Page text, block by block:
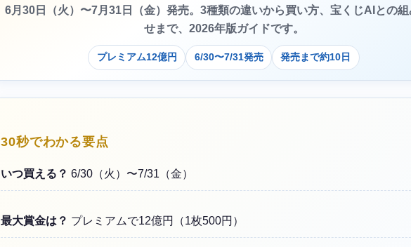
6月30日（火）〜7月31日（金）発売。3種類の違いから買い方、宝くじAIとの
せまで、2026年版ガイドです。
プレミアム12億円 6/30〜7/31発売 発売まで約10日
30秒でわかる要点
いつ買える？ 6/30（火）〜7/31（金）
最大賞金は？ プレミアムで12億円（1枚500円）